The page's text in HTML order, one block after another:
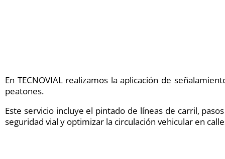
En TECNOVIAL realizamos la aplicación de
peatones.
Este servicio incluye el pintado de líneas de carril,
seguridad vial y optimizar la circulación vehicular en